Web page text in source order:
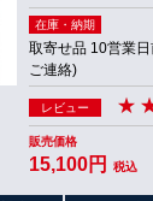
在庫・納期
取寄せ品 10営業
ご連絡)
レビュー
販売価格
15,100円 税込